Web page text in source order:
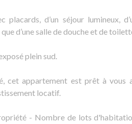
placards, d’un séjour lumineux,
d’une salle de douche et de
plein sud.
cet appartement est prêt à vous
locatif.
- Nombre de lots